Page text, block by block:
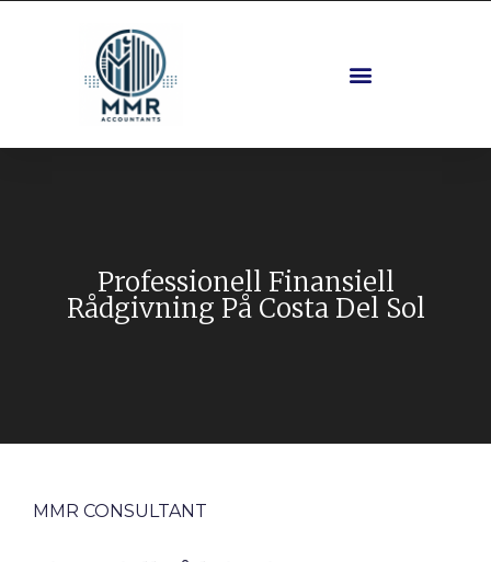
Professionell Finansiell
Rådgivning På Costa Del Sol
MMR CONSULTANT